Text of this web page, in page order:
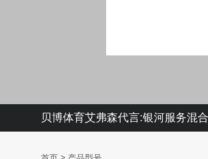
贝博体育艾弗森代言:银河服务混